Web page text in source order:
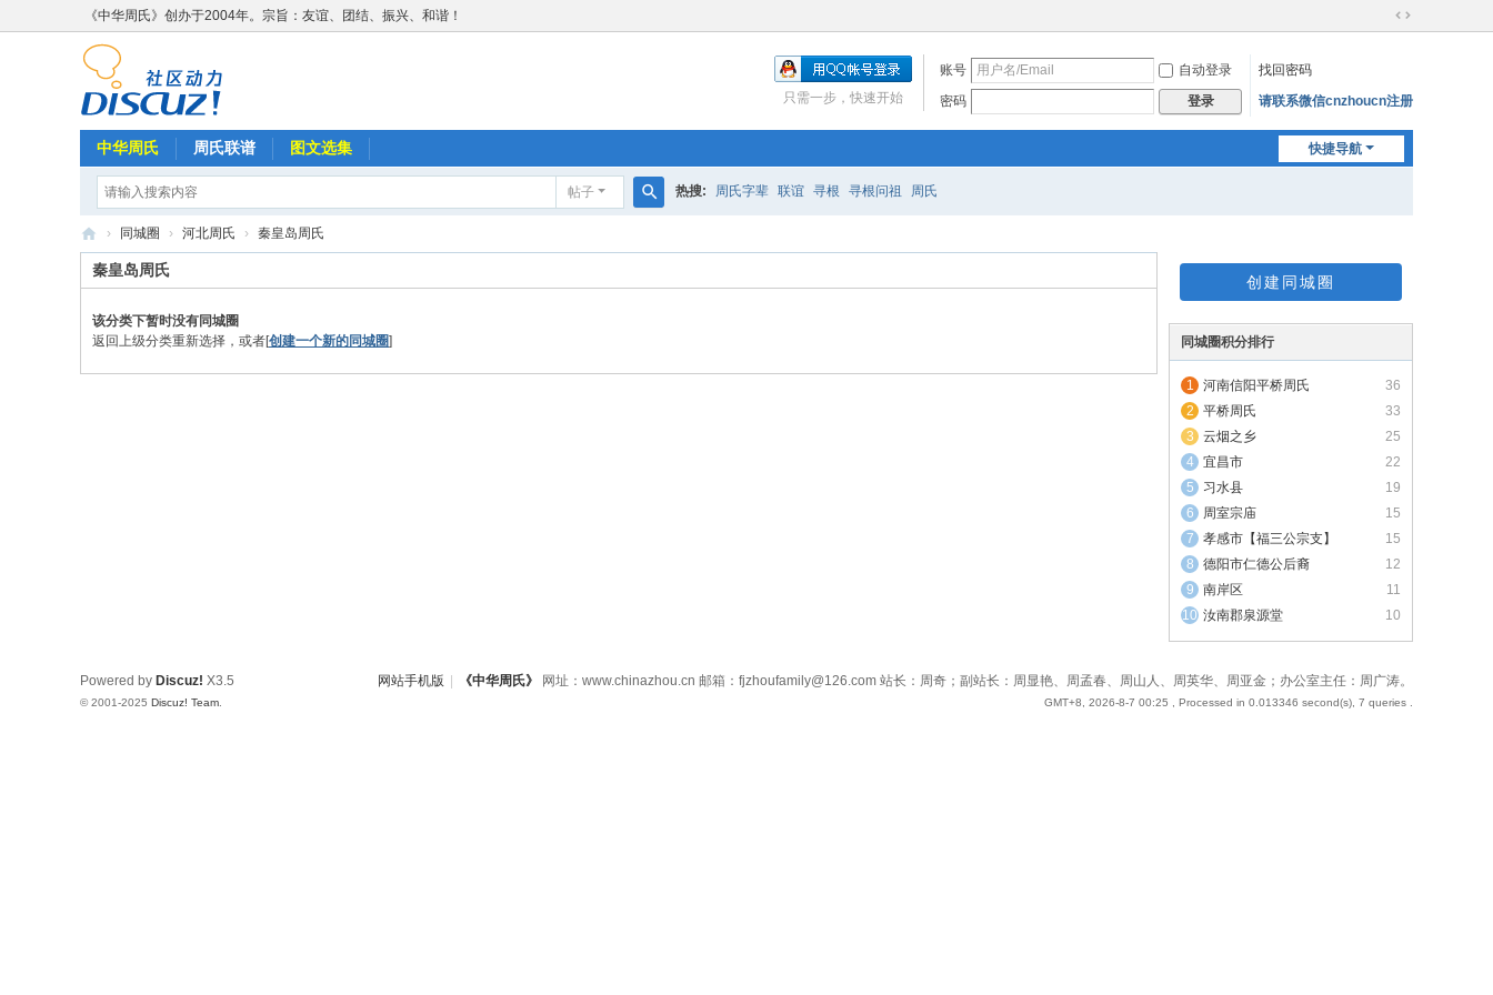
《中华周氏》创办于2004年。宗旨：友谊、团结、振兴、和谐！
切
宽
账号 自动登录
找回密码
密码
登录 请联系微信cnzhoucn注册
只需一步，快速开始
快捷导航
中华周氏 周氏联谱 图文选集
帖子
索
热搜: 周氏字辈 联谊 寻根 寻根问祖 周氏
《
华
u.
› 同城圈 › 河北周氏 › 秦皇岛周氏
秦皇岛周氏
该分类下暂时没有同城圈
返回上级分类重新选择，或者[创建一个新的同城圈]
创建同城圈
同城圈积分排行
36
河南信阳平桥周氏
33
平桥周氏
25
云烟之乡
22
宜昌市
19
习水县
15
周室宗庙
15
孝感市【福三公宗支】
12
德阳市仁德公后裔
11
南岸区
10
汝南郡泉源堂
网站手机版 《中华周氏》 网址：www.chinazhou.cn 邮箱：fjzhoufamily@126.com 站长：周奇；副站长：周显艳、周孟春、周山人、周英华、周亚金；办公室主任：周广涛。
GMT+8, 2026-8-7 00:25 , Processed in 0.013346 second(s), 7 queries .
Powered by Discuz! X3.5
© 2001-2025 Discuz! Team